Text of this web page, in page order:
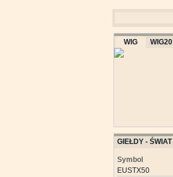
WIG WIG20
GIEŁDY - ŚWIAT
Symbol
EUSTX50